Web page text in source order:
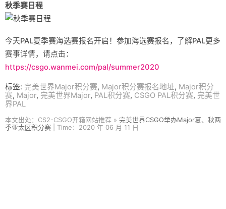
秋季赛日程
今天PAL夏季赛海选赛报名开启！参加海选赛报名，了解PAL更多
赛事详情，请点击：
https://csgo.wanmei.com/pal/summer2020
标签: 完美世界Major积分赛, Major积分赛报名地址, Major积分
赛, Major, 完美世界Major, PAL积分赛, CSGO PAL积分赛, 完美世
界PAL
本文出处：CS2-CSGO开箱网站推荐 » 完美世界CSGO举办Major夏、秋两
季亚太区积分赛 | Time：2020 年 06 月 11 日